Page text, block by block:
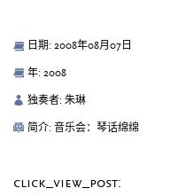
日期: 2008年08月07日
年: 2008
独奏者: 朱琳
简介: 音乐会：琴话绵绵
click_view_post: